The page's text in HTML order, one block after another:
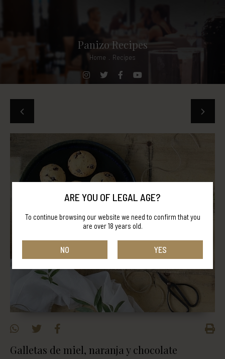
Panizo Recipes
Home Recipes
Galletas de miel, naranja y chocolate
ARE YOU OF LEGAL AGE?
To continue browsing our website we need to confirm that you
are over 18 years old.
NO YES